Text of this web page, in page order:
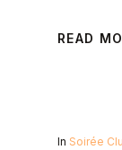
READ
In Soirée